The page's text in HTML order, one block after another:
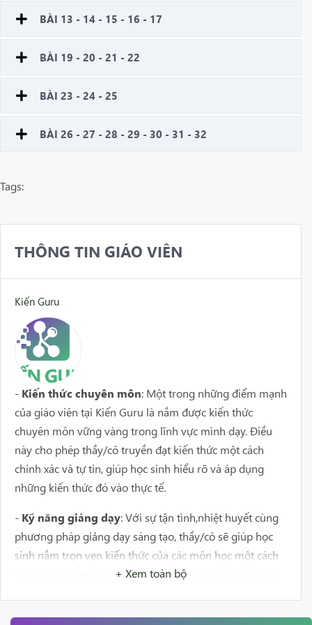
BÀI 13 - 14 - 15 - 16 - 17
BÀI 19 - 20 - 21 - 22
BÀI 23 - 24 - 25
BÀI 26 - 27 - 28 - 29 - 30 - 31 - 32
Tags:
THÔNG TIN GIÁO VIÊN
Kiến Guru
- Kiến thức chuyên môn: Một trong những điểm mạnh
của giáo viên tại Kiến Guru là nắm được kiến thức
chuyên môn vững vàng trong lĩnh vực mình dạy. Điều
này cho phép thầy/cô truyền đạt kiến thức một cách
chính xác và tự tin, giúp học sinh hiểu rõ và áp dụng
những kiến thức đó vào thực tế.
- Kỹ năng giảng dạy: Với sự tận tình,nhiệt huyết cùng
phương pháp giảng dạy sáng tạo, thầy/cô sẽ giúp học
sinh nắm trọn vẹn kiến thức của các môn học một cách
tốt nhất. Không chỉ dừng lại ở mặt kiến thức mà còn sẽ
+ Xem toàn bộ